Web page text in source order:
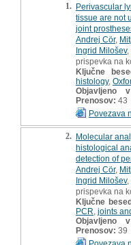
1. Perivascular
tissue are not
joint
Andrej Cör,
Ingrid Milošev,
prispevka na
Ključne
histology,
Objavljeno
Prenosov: 43
Povezava
2. Molecular
histological
detection of
Andrej Cör,
Ingrid Milošev,
prispevka na
Ključne
PCR joints
Objavljeno
Prenosov: 39